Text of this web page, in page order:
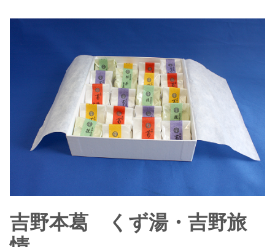
吉野本葛 くず湯・吉野旅